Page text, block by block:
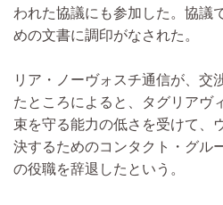
われた協議にも参加した。協議
めの文書に調印がなされた。
リア・ノーヴォスチ通信が、交
たところによると、タグリアヴ
束を守る能力の低さを受けて、
決するためのコンタクト・グル
の役職を辞退したという。